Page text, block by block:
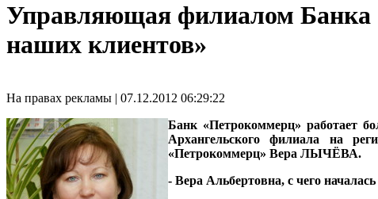
Управляющая филиалом
наших клиентов»
На правах рекламы | 07.12.2012 06:29:22
Банк «Петрокоммерц» работает
Архангельского филиала на
«Петрокоммерц» Вера ЛЫЧЁВА.
- Вера Альбертовна, с чего